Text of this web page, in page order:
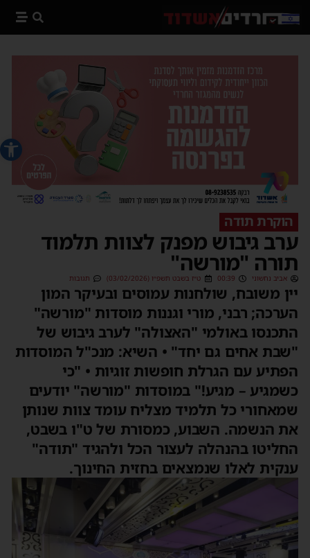
פתח
הוקרת תודה
ערב גיבוש מפנק לצוות תלמוד
תורה "מורשה"
אביב נחשוני 00:39 ט״ז בשבט תשפ״ו (03/02/2026) תגובות
יין משובח, שולחנות עמוסים ובעיקר המון
הערכה; רבני, מורי וגננות מוסדות "מורשה"
התכנסו באולמי "האצולה" לערב גיבוש של
"שבת אחים גם יחד" • השיא: מנכ"ל המוסדות
הפתיע עם הגרלת חופשות זוגיות • "כי
כשמגיע – מגיע!" במוסדות "מורשה" יודעים
שמאחורי כל תלמיד מצליח עומד צוות שנותן
את הנשמה. השבוע, כמסורת של ט"ו בשבט,
החליטו בהנהלה לעצור הכל ולהגיד "תודה"
ענקית לאלו שנמצאים בחזית החינוך.